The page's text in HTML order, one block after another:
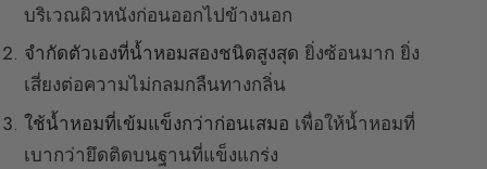
บริเวณผิวหนังก่อนออกไปข้างนอก
จำกัดตัวเองที่น้ำหอมสองชนิดสูงสุด ยิ่งซ้อนมาก ยิ่ง
เสี่ยงต่อความไม่กลมกลืนทางกลิ่น
ใช้น้ำหอมที่เข้มแข็งกว่าก่อนเสมอ เพื่อให้น้ำหอมที่
เบากว่ายึดติดบนฐานที่แข็งแกร่ง